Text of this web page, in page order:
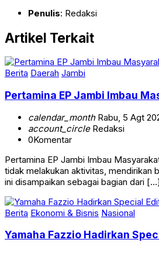
Penulis: Redaksi
Artikel Terkait
Berita Daerah Jambi
Pertamina EP Jambi Imbau
calendar_monthRabu, 5 Agt
account_circleRedaksi
0Komentar
Pertamina EP Jambi Imbau
tidak melakukan aktivitas, mendirikan
ini disampaikan sebagai bagian dari […]
Berita Ekonomi & Bisnis Nasional
Yamaha Fazzio Hadirkan